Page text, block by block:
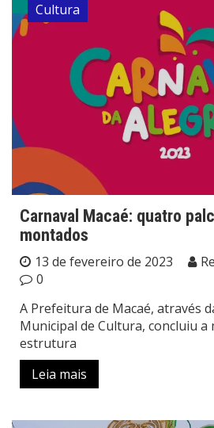
Cultura
Carnaval Macaé: quatro
montados
13 de fevereiro de 2023
0
A Prefeitura de Macaé, através
Municipal de Cultura, concluiu a
estrutura
Leia mais